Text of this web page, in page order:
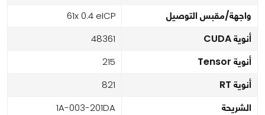
واجهة/مقبس التوصيل PCIe 4.0 x16
أنوية CUDA 16384
أنوية Tensor 512
أنوية RT 128
الشريحة AD102-300-A1